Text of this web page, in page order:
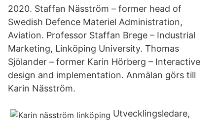
2020. Staffan Näsström – former head of
Swedish Defence Materiel Administration,
Aviation. Professor Staffan Brege – Industrial
Marketing, Linköping University. Thomas
Sjölander – former Karin Hörberg – Interactive
design and implementation. Anmälan görs till
Karin Näsström.
Utvecklingsledare,